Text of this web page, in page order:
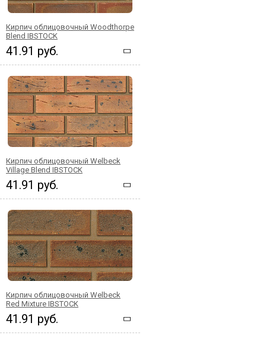
Кирпич облицовочный Woodthorpe
Blend IBSTOCK
41.91 руб.
Кирпич облицовочный Welbeck
Village Blend IBSTOCK
41.91 руб.
Кирпич облицовочный Welbeck
Red Mixture IBSTOCK
41.91 руб.